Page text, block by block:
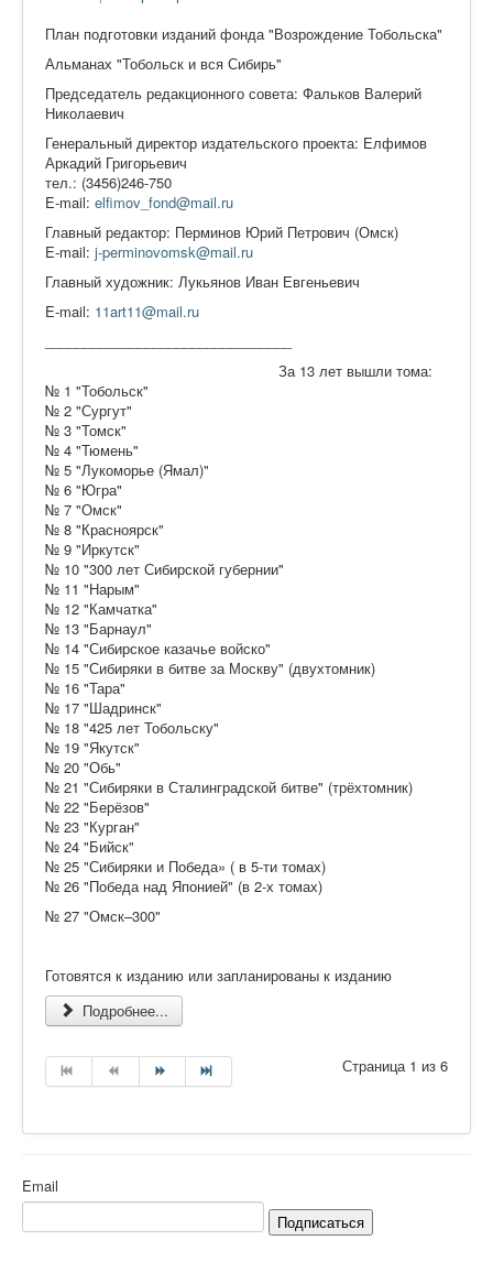
План подготовки изданий фонда "Возрождение Тобольска"
Альманах "Тобольск и вся Сибирь"
Председатель редакционного совета: Фальков Валерий
Николаевич
Генеральный директор издательского проекта: Елфимов
Аркадий Григорьевич
тел.: (3456)246-750
E-mail: elfimov_fond@mail.ru
Главный редактор: Перминов Юрий Петрович (Омск)
E-mail: j-perminovomsk@mail.ru
Главный художник: Лукьянов Иван Евгеньевич
E-mail: 11art11@mail.ru
За 13 лет вышли тома:
№ 1 "Тобольск"
№ 2 "Сургут"
№ 3 "Томск"
№ 4 "Тюмень"
№ 5 "Лукоморье (Ямал)"
№ 6 "Югра"
№ 7 "Омск"
№ 8 "Красноярск"
№ 9 "Иркутск"
№ 10 "300 лет Сибирской губернии"
№ 11 "Нарым"
№ 12 "Камчатка"
№ 13 "Барнаул"
№ 14 "Сибирское казачье войско"
№ 15 "Сибиряки в битве за Москву" (двухтомник)
№ 16 "Тара"
№ 17 "Шадринск"
№ 18 "425 лет Тобольску"
№ 19 "Якутск"
№ 20 "Обь"
№ 21 "Сибиряки в Сталинградской битве" (трёхтомник)
№ 22 "Берёзов"
№ 23 "Курган"
№ 24 "Бийск"
№ 25 "Сибиряки и Победа» ( в 5-ти томах)
№ 26 "Победа над Японией" (в 2-х томах)
№ 27 "Омск–300"
Готовятся к изданию или запланированы к изданию
Подробнее...
Страница 1 из 6
Email
Подписаться